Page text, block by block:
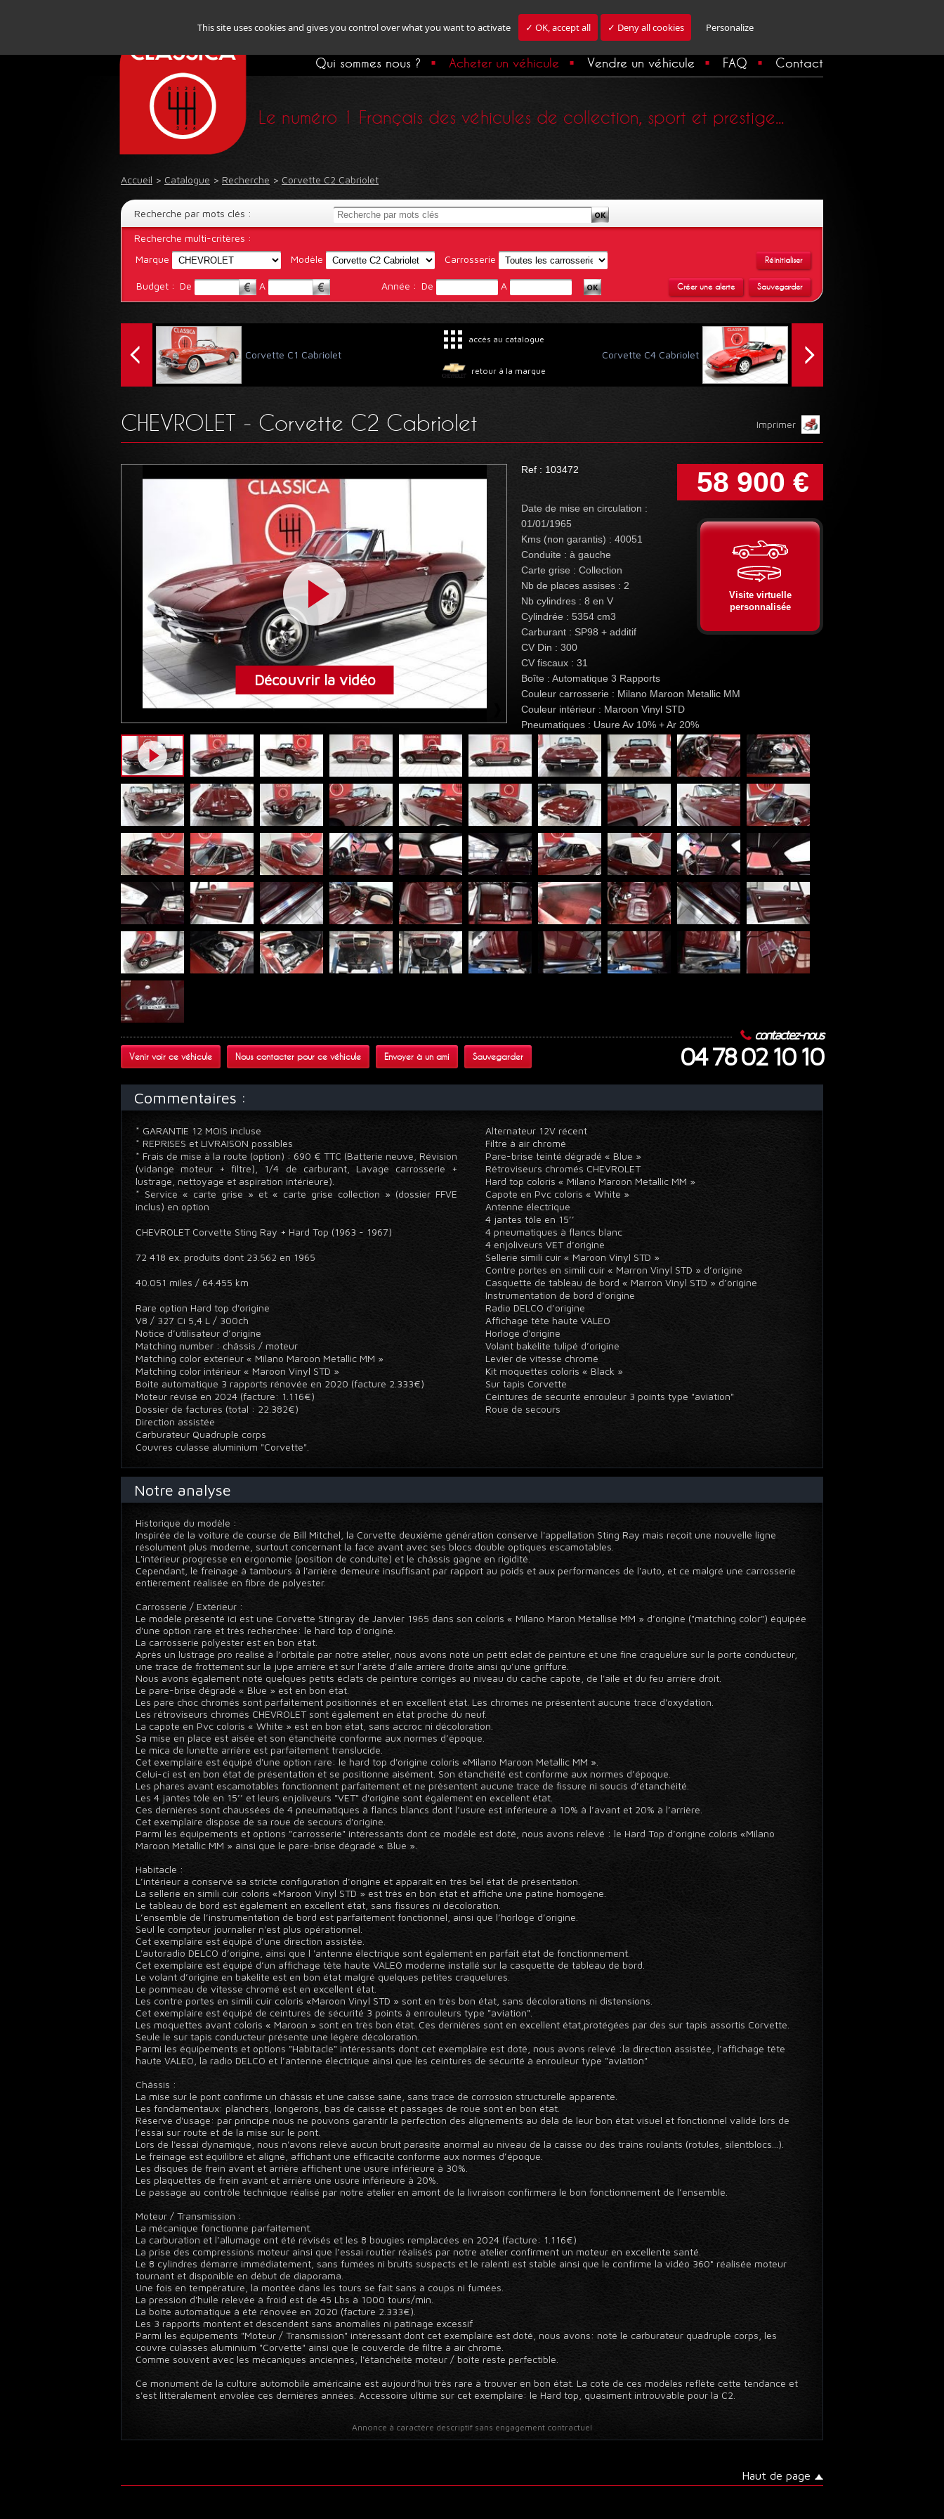
This site uses cookies and gives you control over what you want to activate ✓ OK, accept all ✓ Deny all cookies Personalize
Inscription Newsletter
Qui sommes nous ? Acheter un véhicule Vendre un véhicule FAQ Contact
Le numéro 1 Français des véhicules de collection, sport et prestige...
Accueil > Catalogue > Recherche > Corvette C2 Cabriolet
Recherche par mots clés :
Recherche multi-critères :
Marque
Modèle Carrosserie
Budget : De A Année : De A
Réinitialiser
Créer une alerte Sauvegarder
Corvette C1 Cabriolet
accès au catalogue
retour à la marque
Corvette C4 Cabriolet
Imprimer
CHEVROLET - Corvette C2 Cabriolet
Découvrir la vidéo
Ref : 103472 58 900 €
Date de mise en circulation :
01/01/1965
Kms (non garantis) : 40051
Conduite : à gauche
Carte grise : Collection
Nb de places assises : 2
Nb cylindres : 8 en V
Cylindrée : 5354 cm3
Carburant : SP98 + additif
CV Din : 300
CV fiscaux : 31
Boîte : Automatique 3 Rapports
Couleur carrosserie : Milano Maroon Metallic MM
Couleur intérieur : Maroon Vinyl STD
Pneumatiques : Usure Av 10% + Ar 20%
Visite virtuelle
personnalisée
Venir voir ce véhicule Nous contacter pour ce véhicule Envoyer à un ami Sauvegarder
contactez-nous
04 78 02 10 10
Commentaires :
* GARANTIE 12 MOIS incluse
* REPRISES et LIVRAISON possibles
* Frais de mise à la route (option) : 690 € TTC (Batterie neuve, Révision
(vidange moteur + filtre), 1/4 de carburant, Lavage carrosserie +
lustrage, nettoyage et aspiration intérieure).
* Service « carte grise » et « carte grise collection » (dossier FFVE
inclus) en option
CHEVROLET Corvette Sting Ray + Hard Top (1963 - 1967)
72 418 ex. produits dont 23.562 en 1965
40.051 miles / 64.455 km
Rare option Hard top d'origine
V8 / 327 Ci 5,4 L / 300ch
Notice d’utilisateur d’origine
Matching number : châssis / moteur
Matching color extérieur « Milano Maroon Metallic MM »
Matching color intérieur « Maroon Vinyl STD »
Boite automatique 3 rapports rénovée en 2020 (facture 2.333€)
Moteur révisé en 2024 (facture: 1.116€)
Dossier de factures (total : 22.382€)
Direction assistée
Carburateur Quadruple corps
Couvres culasse aluminium "Corvette".
Alternateur 12V récent
Filtre à air chromé
Pare-brise teinté dégradé « Blue »
Rétroviseurs chromés CHEVROLET
Hard top coloris « Milano Maroon Metallic MM »
Capote en Pvc coloris « White »
Antenne électrique
4 jantes tôle en 15’’
4 pneumatiques à flancs blanc
4 enjoliveurs VET d’origine
Sellerie simili cuir « Maroon Vinyl STD »
Contre portes en simili cuir « Marron Vinyl STD » d’origine
Casquette de tableau de bord « Marron Vinyl STD » d’origine
Instrumentation de bord d’origine
Radio DELCO d’origine
Affichage tête haute VALEO
Horloge d'origine
Volant bakélite tulipé d’origine
Levier de vitesse chromé
Kit moquettes coloris « Black »
Sur tapis Corvette
Ceintures de sécurité enrouleur 3 points type "aviation"
Roue de secours
Notre analyse
Historique du modèle :
Inspirée de la voiture de course de Bill Mitchel, la Corvette deuxième génération conserve l'appellation Sting Ray mais reçoit une nouvelle ligne
résolument plus moderne, surtout concernant la face avant avec ses blocs double optiques escamotables.
L'intérieur progresse en ergonomie (position de conduite) et le châssis gagne en rigidité.
Cependant, le freinage à tambours à l'arrière demeure insuffisant par rapport au poids et aux performances de l'auto, et ce malgré une carrosserie
entièrement réalisée en fibre de polyester.
Carrosserie / Extérieur :
Le modèle présenté ici est une Corvette Stingray de Janvier 1965 dans son coloris « Milano Maron Métallisé MM » d’origine ("matching color") équipée
d'une option rare et très recherchée: le hard top d'origine.
La carrosserie polyester est en bon état.
Après un lustrage pro réalisé à l’orbitale par notre atelier, nous avons noté un petit éclat de peinture et une fine craquelure sur la porte conducteur,
une trace de frottement sur la jupe arrière et sur l’arête d’aile arrière droite ainsi qu’une griffure.
Nous avons également noté quelques petits éclats de peinture corrigés au niveau du cache capote, de l'aile et du feu arrière droit.
Le pare-brise dégradé « Blue » est en bon état.
Les pare choc chromés sont parfaitement positionnés et en excellent état. Les chromes ne présentent aucune trace d'oxydation.
Les rétroviseurs chromés CHEVROLET sont également en état proche du neuf.
La capote en Pvc coloris « White » est en bon état, sans accroc ni décoloration.
Sa mise en place est aisée et son étanchéité conforme aux normes d’époque.
Le mica de lunette arrière est parfaitement translucide.
Cet exemplaire est équipé d'une option rare: le hard top d'origine coloris «Milano Maroon Metallic MM ».
Celui-ci est en bon état de présentation et se positionne aisément. Son étanchéité est conforme aux normes d’époque.
Les phares avant escamotables fonctionnent parfaitement et ne présentent aucune trace de fissure ni soucis d’étanchéité.
Les 4 jantes tôle en 15’’ et leurs enjoliveurs "VET" d'origine sont également en excellent état.
Ces dernières sont chaussées de 4 pneumatiques à flancs blancs dont l’usure est inférieure à 10% à l’avant et 20% à l’arrière.
Cet exemplaire dispose de sa roue de secours d'origine.
Parmi les équipements et options "carrosserie" intéressants dont ce modèle est doté, nous avons relevé : le Hard Top d’origine coloris «Milano
Maroon Metallic MM » ainsi que le pare-brise dégradé « Blue ».
Habitacle :
L’intérieur a conservé sa stricte configuration d’origine et apparaît en très bel état de présentation.
La sellerie en simili cuir coloris «Maroon Vinyl STD » est très en bon état et affiche une patine homogène.
Le tableau de bord est également en excellent état, sans fissures ni décoloration.
L’ensemble de l’instrumentation de bord est parfaitement fonctionnel, ainsi que l’horloge d’origine.
Seul le compteur journalier n'est plus opérationnel.
Cet exemplaire est équipé d’une direction assistée.
L'autoradio DELCO d’origine, ainsi que l 'antenne électrique sont également en parfait état de fonctionnement.
Cet exemplaire est équipé d’un affichage tête haute VALEO moderne installé sur la casquette de tableau de bord.
Le volant d’origine en bakélite est en bon état malgré quelques petites craquelures.
Le pommeau de vitesse chromé est en excellent état.
Les contre portes en simili cuir coloris «Maroon Vinyl STD » sont en très bon état, sans décolorations ni distensions.
Cet exemplaire est équipé de ceintures de sécurité 3 points à enrouleurs type "aviation".
Les moquettes avant coloris « Maroon » sont en très bon état. Ces dernières sont en excellent état,protégées par des sur tapis assortis Corvette.
Seule le sur tapis conducteur présente une légère décoloration.
Parmi les équipements et options "Habitacle" intéressants dont cet exemplaire est doté, nous avons relevé :la direction assistée, l’affichage tête
haute VALEO, la radio DELCO et l’antenne électrique ainsi que les ceintures de sécurité à enrouleur type "aviation"
Châssis :
La mise sur le pont confirme un châssis et une caisse saine, sans trace de corrosion structurelle apparente.
Les fondamentaux: planchers, longerons, bas de caisse et passages de roue sont en bon état.
Réserve d'usage: par principe nous ne pouvons garantir la perfection des alignements au delà de leur bon état visuel et fonctionnel validé lors de
l’essai sur route et de la mise sur le pont.
Lors de l'essai dynamique, nous n'avons relevé aucun bruit parasite anormal au niveau de la caisse ou des trains roulants (rotules, silentblocs...).
Le freinage est équilibré et aligné, affichant une efficacité conforme aux normes d’époque.
Les disques de frein avant et arrière affichent une usure inférieure à 30%.
Les plaquettes de frein avant et arrière une usure inférieure à 20%.
Le passage au contrôle technique réalisé par notre atelier en amont de la livraison confirmera le bon fonctionnement de l’ensemble.
Moteur / Transmission :
La mécanique fonctionne parfaitement.
La carburation et l’allumage ont été révisés et les 8 bougies remplacées en 2024 (facture: 1.116€)
La prise des compressions moteur ainsi que l’essai routier réalisés par notre atelier confirment un moteur en excellente santé.
Le 8 cylindres démarre immédiatement, sans fumées ni bruits suspects et le ralenti est stable ainsi que le confirme la vidéo 360° réalisée moteur
tournant et disponible en début de diaporama.
Une fois en température, la montée dans les tours se fait sans à coups ni fumées.
La pression d'huile relevée à froid est de 45 Lbs à 1000 tours/min.
La boîte automatique à été rénovée en 2020 (facture 2.333€).
Les 3 rapports montent et descendent sans anomalies ni patinage excessif
Parmi les équipements "Moteur / Transmission" intéressant dont cet exemplaire est doté, nous avons: noté le carburateur quadruple corps, les
couvre culasses aluminium "Corvette" ainsi que le couvercle de filtre à air chromé.
Comme souvent avec les mécaniques anciennes, l'étanchéité moteur / boîte reste perfectible.
Ce monument de la culture automobile américaine est aujourd'hui très rare à trouver en bon état. La cote de ces modèles reflète cette tendance et
s'est littéralement envolée ces dernières années. Accessoire ultime sur cet exemplaire: le Hard top, quasiment introuvable pour la C2.
Annonce à caractère descriptif sans engagement contractuel
Haut de page